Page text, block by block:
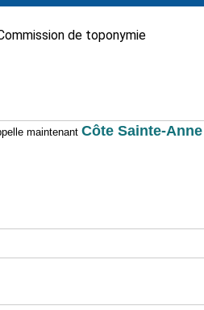
de toponymie
maintenant Côte Sainte-Anne